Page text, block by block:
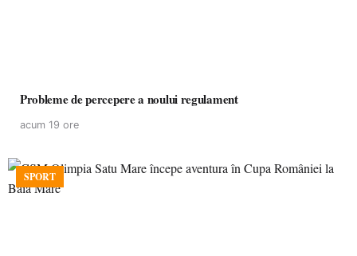
Probleme de percepere a noului regulament
acum 19 ore
SPORT